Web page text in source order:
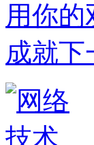
用你的
成就下